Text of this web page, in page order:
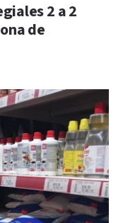
2 a 2
de